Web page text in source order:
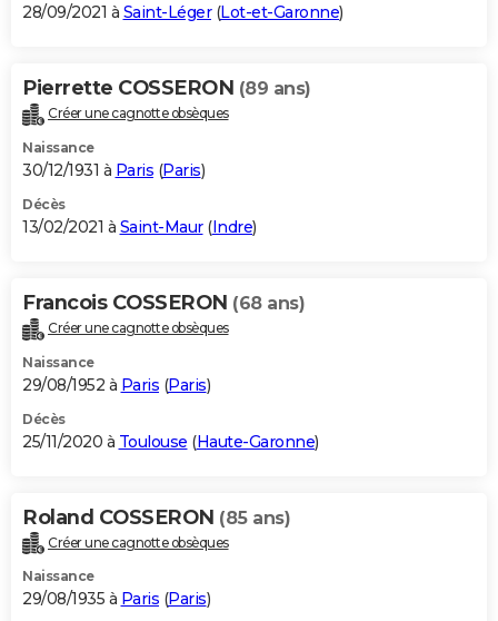
28/09/2021 à Saint-Léger(Lot-et-Garonne)
Pierrette COSSERON (89 ans)
Créer une cagnotte obsèques
Naissance
30/12/1931 à Paris (Paris)
Décès
13/02/2021 à Saint-Maur(Indre)
Francois COSSERON (68 ans)
Créer une cagnotte obsèques
Naissance
29/08/1952 à Paris (Paris)
Décès
25/11/2020 à Toulouse (Haute-Garonne)
Roland COSSERON (85 ans)
Créer une cagnotte obsèques
Naissance
29/08/1935 à Paris (Paris)